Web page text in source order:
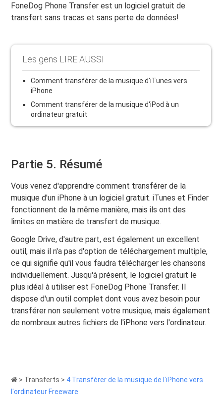
FoneDog Phone Transfer est un logiciel gratuit de
transfert sans tracas et sans perte de données!
Les gens LIRE AUSSI
Comment transférer de la musique d'iTunes vers
iPhone
Comment transférer de la musique d'iPod à un
ordinateur gratuit
Partie 5. Résumé
Vous venez d'apprendre comment transférer de la
musique d'un iPhone à un logiciel gratuit. iTunes et Finder
fonctionnent de la même manière, mais ils ont des
limites en matière de transfert de musique.
Google Drive, d'autre part, est également un excellent
outil, mais il n'a pas d'option de téléchargement multiple,
ce qui signifie qu'il vous faudra télécharger les chansons
individuellement. Jusqu'à présent, le logiciel gratuit le
plus idéal à utiliser est FoneDog Phone Transfer. Il
dispose d'un outil complet dont vous avez besoin pour
transférer non seulement votre musique, mais également
de nombreux autres fichiers de l'iPhone vers l'ordinateur.
> Transferts > 4 Transférer de la musique de l'iPhone vers
l'ordinateur Freeware